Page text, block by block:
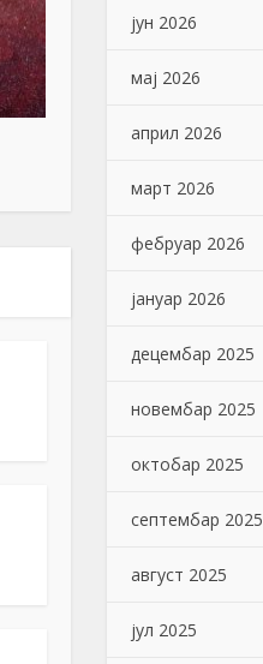
јун 2026
мај 2026
април 2026
март 2026
фебруар 2026
јануар 2026
децембар 2025
новембар 2025
октобар 2025
септембар 2025
август 2025
јул 2025